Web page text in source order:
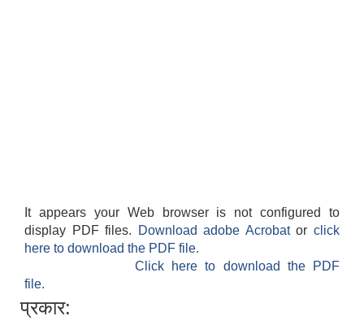
It appears your Web browser is not configured to
display PDF files.
Download adobe Acrobatorclick
here to download the PDF file.
Click here to download the PDF
file.
प्रकार: